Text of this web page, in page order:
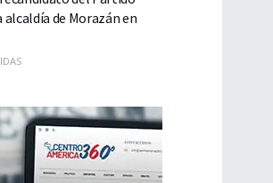
alcaldía de Morazán en